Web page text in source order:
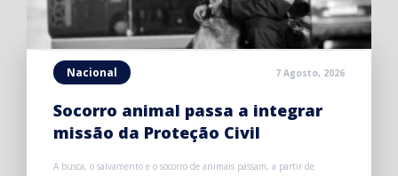
Nacional 7 Agosto, 2026
Socorro animal passa a integrar
missão da Proteção Civil
A busca, o salvamento e o socorro de animais passam, a partir de